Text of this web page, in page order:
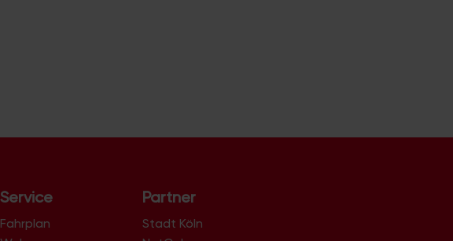
Service
Fahrplan
Partner
Stadt Köln